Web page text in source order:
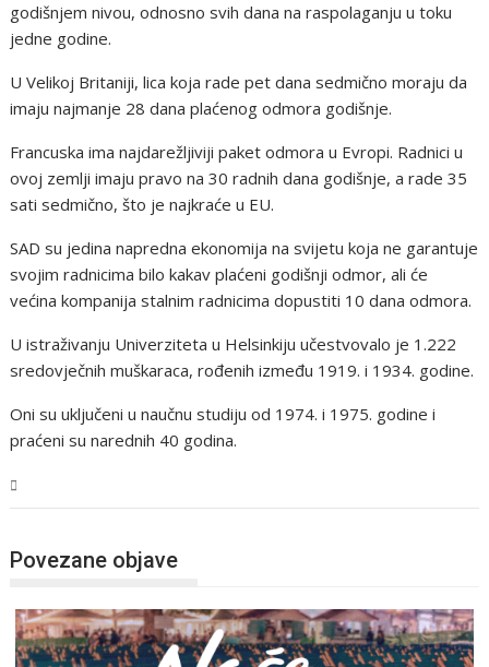
godišnjem nivou, odnosno svih dana na raspolaganju u toku
jedne godine.
U Velikoj Britaniji, lica koja rade pet dana sedmično moraju da
imaju najmanje 28 dana plaćenog odmora godišnje.
Francuska ima najdarežljiviji paket odmora u Evropi. Radnici u
ovoj zemlji imaju pravo na 30 radnih dana godišnje, a rade 35
sati sedmično, što je najkraće u EU.
SAD su jedina napredna ekonomija na svijetu koja ne garantuje
svojim radnicima bilo kakav plaćeni godišnji odmor, ali će
većina kompanija stalnim radnicima dopustiti 10 dana odmora.
U istraživanju Univerziteta u Helsinkiju učestvovalo je 1.222
sredovječnih muškaraca, rođenih između 1919. i 1934. godine.
Oni su uključeni u naučnu studiju od 1974. i 1975. godine i
praćeni su narednih 40 godina.
Povezane objave